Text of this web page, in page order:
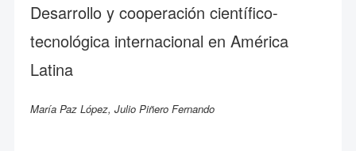
Desarrollo y cooperación científico-
tecnológica internacional en América
Latina
María Paz López, Julio Piñero Fernando